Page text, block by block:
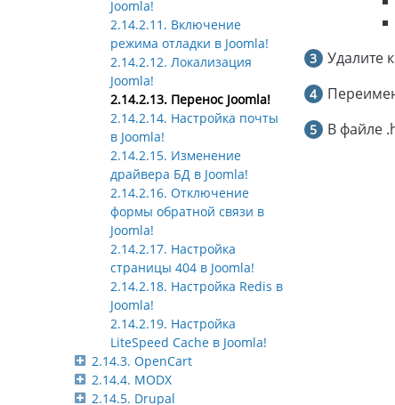
Joomla!
2.14.2.11. Включение
режима отладки в Joomla!
2.14.2.12. Локализация
Joomla!
2.14.2.13. Перенос Joomla!
2.14.2.14. Настройка почты
в Joomla!
2.14.2.15. Изменение
драйвера БД в Joomla!
2.14.2.16. Отключение
формы обратной связи в
Joomla!
2.14.2.17. Настройка
страницы 404 в Joomla!
2.14.2.18. Настройка Redis в
Joomla!
2.14.2.19. Настройка
LiteSpeed Cache в Joomla!
2.14.3. OpenCart
2.14.4. MODX
2.14.5. Drupal
Удалите
В файле